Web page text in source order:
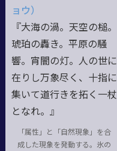
ョウ）
『大海の渦。天空の槌。
琥珀の轟き。平原の騒
響。宵闇の灯。人の世に
在りし万象尽く、十指に
集いて道行きを拓く一杖
となれ。』
「属性」と「自然現象」を合
成した現象を発動する。氷の